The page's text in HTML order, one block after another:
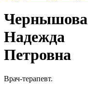
Чернышова
Надежда
Петровна
Врач-терапевт.